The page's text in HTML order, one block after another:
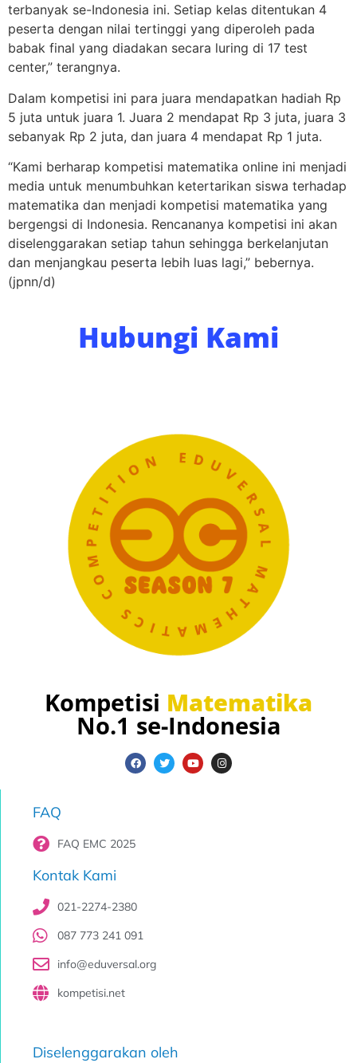
terbanyak se-Indonesia ini. Setiap kelas ditentukan 4
peserta dengan nilai tertinggi yang diperoleh pada
babak final yang diadakan secara luring di 17 test
center,” terangnya.
Dalam kompetisi ini para juara mendapatkan hadiah Rp
5 juta untuk juara 1. Juara 2 mendapat Rp 3 juta, juara 3
sebanyak Rp 2 juta, dan juara 4 mendapat Rp 1 juta.
“Kami berharap kompetisi matematika online ini menjadi
media untuk menumbuhkan ketertarikan siswa terhadap
matematika dan menjadi kompetisi matematika yang
bergengsi di Indonesia. Rencananya kompetisi ini akan
diselenggarakan setiap tahun sehingga berkelanjutan
dan menjangkau peserta lebih luas lagi,” bebernya.
(jpnn/d)
Hubungi Kami
Kompetisi Matematika
No.1 se-Indonesia
FAQ
FAQ EMC 2025
Kontak Kami
021-2274-2380
087 773 241 091
info@eduversal.org
kompetisi.net
Diselenggarakan oleh